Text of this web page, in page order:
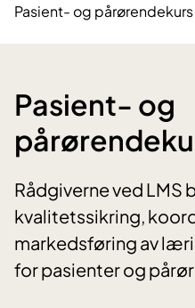
Pasient- og pårørendekurs
Pasient- og
Rådgiverne ved LMS
kvalitetssikring,
markedsføring av
for pasienter og